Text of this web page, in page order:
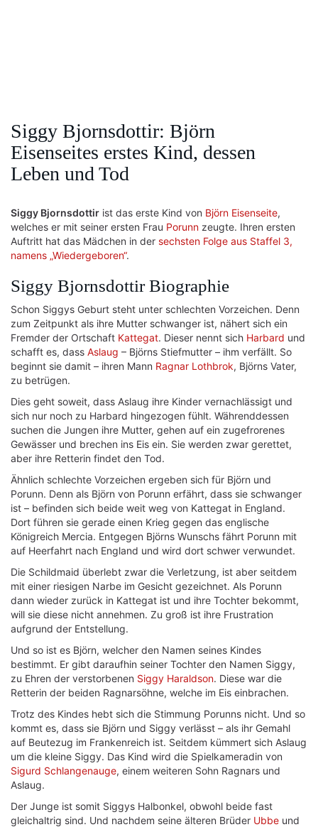
Siggy Bjornsdottir: Björn
Eisenseites erstes Kind, dessen
Leben und Tod
Siggy Bjornsdottir ist das erste Kind von Björn Eisenseite,
welches er mit seiner ersten Frau Porunn zeugte. Ihren ersten
Auftritt hat das Mädchen in der sechsten Folge aus Staffel 3,
namens „Wiedergeboren“.
Siggy Bjornsdottir Biographie
Schon Siggys Geburt steht unter schlechten Vorzeichen. Denn
zum Zeitpunkt als ihre Mutter schwanger ist, nähert sich ein
Fremder der Ortschaft Kattegat. Dieser nennt sich Harbard und
schafft es, dass Aslaug – Björns Stiefmutter – ihm verfällt. So
beginnt sie damit – ihren Mann Ragnar Lothbrok, Björns Vater,
zu betrügen.
Dies geht soweit, dass Aslaug ihre Kinder vernachlässigt und
sich nur noch zu Harbard hingezogen fühlt. Währenddessen
suchen die Jungen ihre Mutter, gehen auf ein zugefrorenes
Gewässer und brechen ins Eis ein. Sie werden zwar gerettet,
aber ihre Retterin findet den Tod.
Ähnlich schlechte Vorzeichen ergeben sich für Björn und
Porunn. Denn als Björn von Porunn erfährt, dass sie schwanger
ist – befinden sich beide weit weg von Kattegat in England.
Dort führen sie gerade einen Krieg gegen das englische
Königreich Mercia. Entgegen Björns Wunschs fährt Porunn mit
auf Heerfahrt nach England und wird dort schwer verwundet.
Die Schildmaid überlebt zwar die Verletzung, ist aber seitdem
mit einer riesigen Narbe im Gesicht gezeichnet. Als Porunn
dann wieder zurück in Kattegat ist und ihre Tochter bekommt,
will sie diese nicht annehmen. Zu groß ist ihre Frustration
aufgrund der Entstellung.
Und so ist es Björn, welcher den Namen seines Kindes
bestimmt. Er gibt daraufhin seiner Tochter den Namen Siggy,
zu Ehren der verstorbenen Siggy Haraldson. Diese war die
Retterin der beiden Ragnarsöhne, welche im Eis einbrachen.
Trotz des Kindes hebt sich die Stimmung Porunns nicht. Und so
kommt es, dass sie Björn und Siggy verlässt – als ihr Gemahl
auf Beutezug im Frankenreich ist. Seitdem kümmert sich Aslaug
um die kleine Siggy. Das Kind wird die Spielkameradin von
Sigurd Schlangenauge, einem weiteren Sohn Ragnars und
Aslaug.
Der Junge ist somit Siggys Halbonkel, obwohl beide fast
gleichaltrig sind. Und nachdem seine älteren Brüder Ubbe und